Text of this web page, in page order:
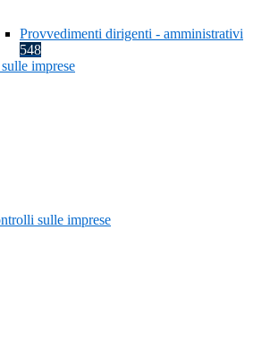
Provvedimenti dirigenti - amministrativi
548
imprese
sulle imprese